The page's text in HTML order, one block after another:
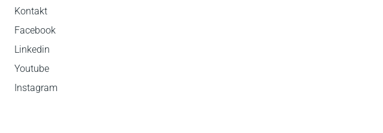
Kontakt
Facebook
Linkedin
Youtube
Instagram